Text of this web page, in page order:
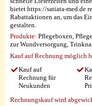
bietet https://satiata-med.de
Rabattaktionen an, um das
gestalten.
Produkte: Pflegeboxen,
zur Wundversorgung,
Kauf auf Rechnung möglich
Kauf auf
Rechnung für
Neukunden
Rechnungskauf wird